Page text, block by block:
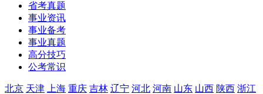
省考真题
事业资讯
事业备考
事业真题
高分技巧
公考常识
北京 天津 上海 重庆 吉林 辽宁 河北 河南 山东 山西 陕西 浙江